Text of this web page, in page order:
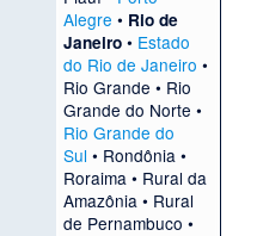
Alegre • Rio de
Janeiro• Estado
do Rio de Janeiro •
Rio Grande • Rio
Grande do Norte •
Rio Grande do
Sul • Rondônia•
Roraima• Rural da
Amazônia• Rural
de Pernambuco •